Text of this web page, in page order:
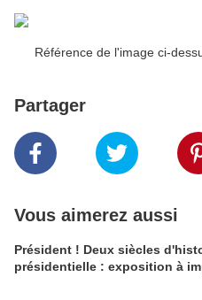
Référence de l'image ci-
Partager
Vous aimerez aussi
Président ! Deux siècles
présidentielle : exposition à